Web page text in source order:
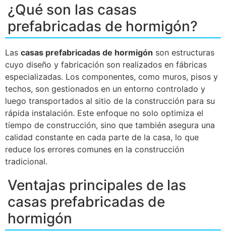
¿Qué son las casas
prefabricadas de hormigón?
Las casas prefabricadas de hormigón son estructuras
cuyo diseño y fabricación son realizados en fábricas
especializadas. Los componentes, como muros, pisos y
techos, son gestionados en un entorno controlado y
luego transportados al sitio de la construcción para su
rápida instalación. Este enfoque no solo optimiza el
tiempo de construcción, sino que también asegura una
calidad constante en cada parte de la casa, lo que
reduce los errores comunes en la construcción
tradicional.
Ventajas principales de las
casas prefabricadas de
hormigón